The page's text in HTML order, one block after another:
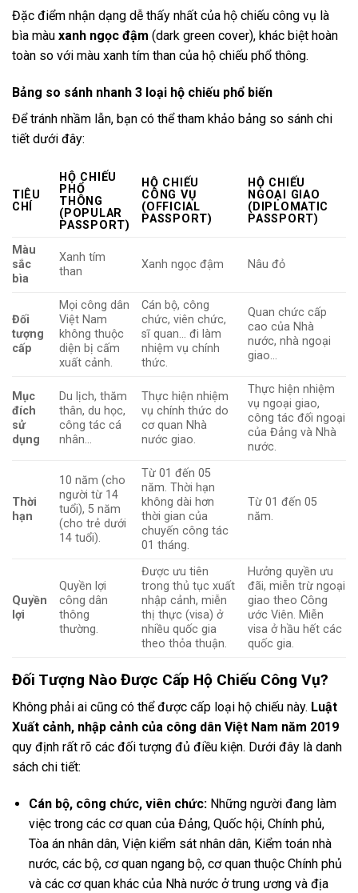
Đặc điểm nhận dạng dễ thấy nhất của hộ chiếu công vụ là
bìa màu xanh ngọc đậm (dark green cover), khác biệt hoàn
toàn so với màu xanh tím than của hộ chiếu phổ thông.
Bảng so sánh nhanh 3 loại hộ chiếu phổ biến
Để tránh nhầm lẫn, bạn có thể tham khảo bảng so sánh chi
tiết dưới đây:
TIÊU
CHÍ
HỘ CHIẾU
PHỔ
THÔNG
(POPULAR
PASSPORT)
HỘ CHIẾU
CÔNG VỤ
(OFFICIAL
PASSPORT)
HỘ CHIẾU
NGOẠI GIAO
(DIPLOMATIC
PASSPORT)
Màu
sắc
bìa
Xanh tím
than
Xanh ngọc đậm Nâu đỏ
Đối
tượng
cấp
Mọi công dân
Việt Nam
không thuộc
diện bị cấm
xuất cảnh.
Cán bộ, công
chức, viên chức,
sĩ quan… đi làm
nhiệm vụ chính
thức.
Quan chức cấp
cao của Nhà
nước, nhà ngoại
giao…
Mục
đích
sử
dụng
Du lịch, thăm
thân, du học,
công tác cá
nhân…
Thực hiện nhiệm
vụ chính thức do
cơ quan Nhà
nước giao.
Thực hiện nhiệm
vụ ngoại giao,
công tác đối ngoại
của Đảng và Nhà
nước.
Thời
hạn
10 năm (cho
người từ 14
tuổi), 5 năm
(cho trẻ dưới
14 tuổi).
Từ 01 đến 05
năm. Thời hạn
không dài hơn
thời gian của
chuyến công tác
01 tháng.
Từ 01 đến 05
năm.
Quyền
lợi
Quyền lợi
công dân
thông
thường.
Được ưu tiên
trong thủ tục xuất
nhập cảnh, miễn
thị thực (visa) ở
nhiều quốc gia
theo thỏa thuận.
Hưởng quyền ưu
đãi, miễn trừ ngoại
giao theo Công
ước Viên. Miễn
visa ở hầu hết các
quốc gia.
Đối Tượng Nào Được Cấp Hộ Chiếu Công Vụ?
Không phải ai cũng có thể được cấp loại hộ chiếu này. Luật
Xuất cảnh, nhập cảnh của công dân Việt Nam năm 2019
quy định rất rõ các đối tượng đủ điều kiện. Dưới đây là danh
sách chi tiết:
Cán bộ, công chức, viên chức:Những người đang làm
việc trong các cơ quan của Đảng, Quốc hội, Chính phủ,
Tòa án nhân dân, Viện kiểm sát nhân dân, Kiểm toán nhà
nước, các bộ, cơ quan ngang bộ, cơ quan thuộc Chính phủ
và các cơ quan khác của Nhà nước ở trung ương và địa